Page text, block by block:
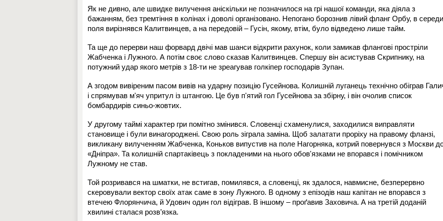
Як не дивно, але швидке вилучення аніскільки не позначилося на грі нашої команди, яка діяла з
бажанням, без тремтіння в колінах і доволі організовано. Непогано борознив лівий фланг Орбу, в
поля вирізнявся Калитвинцев, а на передовій – Гусін, якому, втім, було відведено лише тайм.
Та ще до перерви наш форвард двічі мав шанси відкрити рахунок, коли замикав флангові простріли
Жабченка і Лужного. А потім своє слово сказав Калитвинцев. Спершу він асистував Скрипнику, на
потужний удар якого метрів з 18-ти не зреагував голкіпер господарів Зупан.
А згодом вивіреним пасом вивів на ударну позицію Гусейнова. Колишній луганець технічно обіграв
і спрямував м'яч упритул із штангою. Це був п'ятий гол Гусейнова за збірну, і він очолив список
бомбардирів синьо-жовтих.
У другому таймі характер гри помітно змінився. Словенці схаменулися, заходилися виправляти
становище і були винагороджені. Свою роль зіграла заміна. Щоб залатати проріху на правому фланзі,
викликану вилученням Жабченка, Коньков випустив на поле Нагорняка, котрий повернувся з Москви
«Дніпра». Та колишній спартаківець з покладеними на нього обов'язками не впорався і помічником
Лужному не став.
Той розривався на шматки, не встигав, помилявся, а словенці, як здалося, навмисне, безперервно
скеровували вектор своїх атак саме в зону Лужного. В одному з епізодів наш капітан не впорався з
втечею Флорянчича, й Удович один гол відіграв. В іншому – проґавив Заховича. А на третій доданій
хвилині сталася розв’язка.